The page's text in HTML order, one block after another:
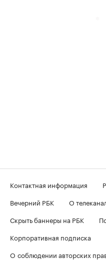
Контактная информация
Вечерний РБК
О
Скрыть баннеры на РБК
Корпоративная подписка
О соблюдении авторских